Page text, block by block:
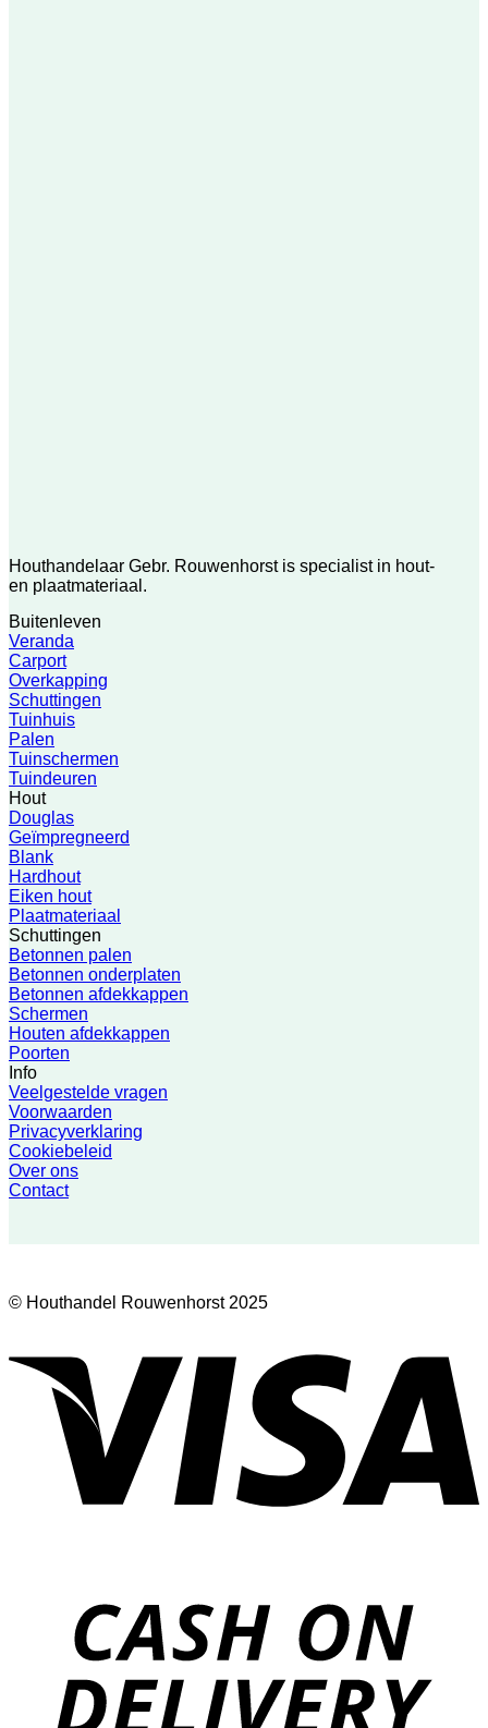
Houthandelaar Gebr. Rouwenhorst is specialist in hout-
en plaatmateriaal.
Buitenleven
Veranda
Carport
Overkapping
Schuttingen
Tuinhuis
Palen
Tuinschermen
Tuindeuren
Hout
Douglas
Geïmpregneerd
Blank
Hardhout
Eiken hout
Plaatmateriaal
Schuttingen
Betonnen palen
Betonnen onderplaten
Betonnen afdekkappen
Schermen
Houten afdekkappen
Poorten
Info
Veelgestelde vragen
Voorwaarden
Privacyverklaring
Cookiebeleid
Over ons
Contact
© Houthandel Rouwenhorst 2025